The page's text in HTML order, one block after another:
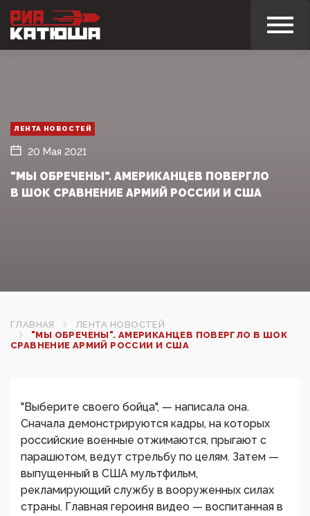
ЛЕНТА НОВОСТЕЙ
20 Мая 2021
"МЫ ОБРЕЧЕНЫ". АМЕРИКАНЦЕВ ПОВЕРГЛО
В ШОК СРАВНЕНИЕ АРМИЙ РОССИИ И США
ГЛАВНАЯ
ЛЕНТА НОВОСТЕЙ
"МЫ ОБРЕЧЕНЫ". АМЕРИКАНЦЕВ ПОВЕРГЛО В ШОК
СРАВНЕНИЕ АРМИЙ РОССИИ И США
"Выберите своего бойца", — написала она.
Сначала демонстрируются кадры, на которых
российские военные отжимаются, прыгают с
парашютом, ведут стрельбу по целям. Затем —
выпущенный в США мультфильм,
рекламирующий службу в вооруженных силах
страны. Главная героиня видео — воспитанная в